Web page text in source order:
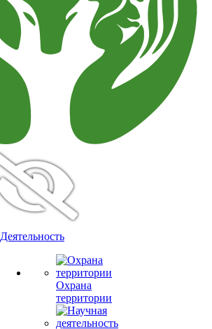
Деятельность
Охрана
территории